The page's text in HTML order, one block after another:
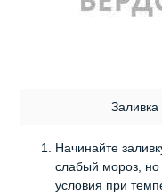
Начинайте
слабый мороз,
условия при